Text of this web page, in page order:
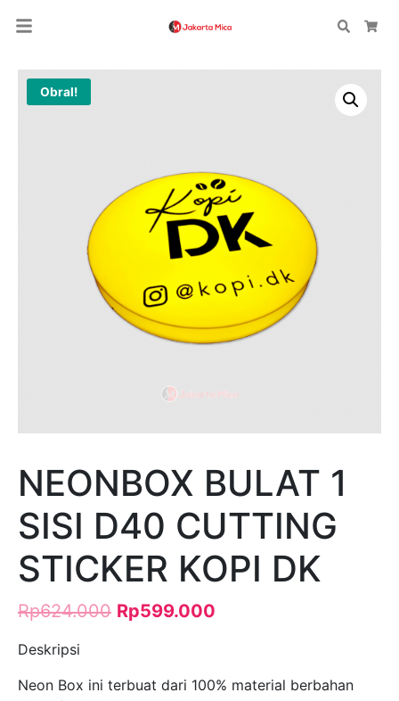
Search
Obral!
NEONBOX BULAT 1
SISI D40 CUTTING
STICKER KOPI DK
Rp624.000 Rp599.000
Deskripsi
Neon Box ini terbuat dari 100% material berbahan